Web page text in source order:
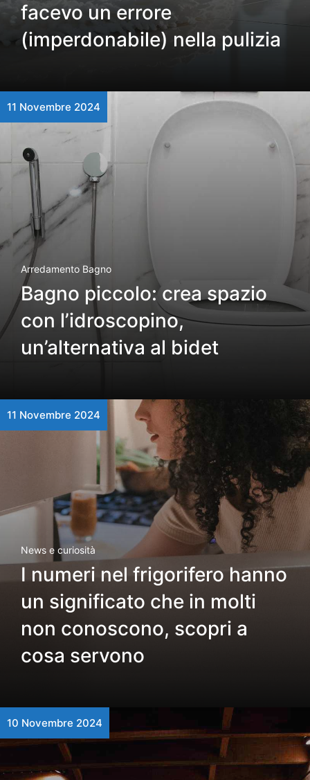
facevo un errore
(imperdonabile) nella pulizia
11 Novembre 2024
Arredamento Bagno
Bagno piccolo: crea spazio
con l’idroscopino,
un’alternativa al bidet
11 Novembre 2024
News e curiosità
I numeri nel frigorifero hanno
un significato che in molti
non conoscono, scopri a
cosa servono
10 Novembre 2024